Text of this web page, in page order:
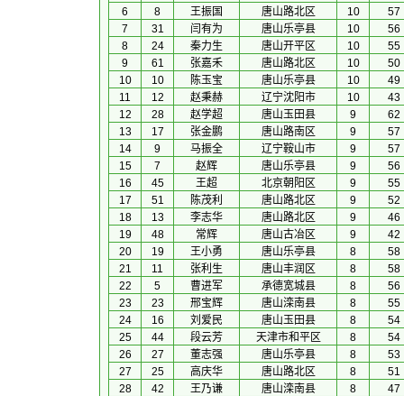
6
8 王振国 唐山路北区 10
57
7
31 闫有为 唐山乐亭县 10
56
8
24 秦力生 唐山开平区 10
55
9
61 张嘉禾 唐山路北区 10
50
10
10 陈玉宝 唐山乐亭县 10
49
11
12 赵秉赫 辽宁沈阳市 10
43
12
28 赵学超 唐山玉田县 9
62
13
17 张金鹏 唐山路南区 9
57
14
9 马振全 辽宁鞍山市 9
57
15
7 赵辉 唐山乐亭县 9
56
16
45 王超 北京朝阳区 9
55
17
51 陈茂利 唐山路北区 9
52
18
13 李志华 唐山路北区 9
46
19
48 常辉 唐山古冶区 9
42
20
19 王小勇 唐山乐亭县 8
58
21
11 张利生 唐山丰润区 8
58
22
5 曹进军 承德宽城县 8
56
23
23 邢宝辉 唐山滦南县 8
55
24
16 刘爱民 唐山玉田县 8
54
25
44 段云芳 天津市和平区 8
54
26
27 董志强 唐山乐亭县 8
53
27
25 高庆华 唐山路北区 8
51
28
42 王乃谦 唐山滦南县 8
47